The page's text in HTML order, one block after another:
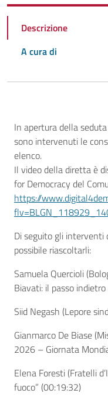
Descrizione
A cura di
Descrizione
In apertura della
sono intervenuti le
elenco.
Il video della diretta è
for Democracy del
https://
Di seguito gli interventi
possibile riascoltarli:
Samuela Quercioli
Biavati: il passo indietro
Siid Negash (Lepore
Gianmarco De Biase
2026 – Giornata
Elena Foresti (Fratelli
fuoco” (00:19:32)